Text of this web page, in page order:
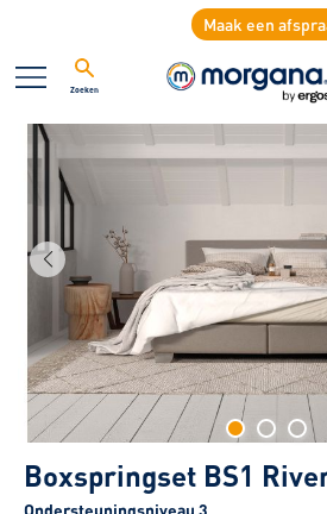
Maak een
Zoeken
Boxspringset BS1